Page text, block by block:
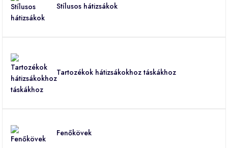
Stílusos hátizsákok
Tartozékok hátizsákokhoz táskákhoz
Fenőkövek